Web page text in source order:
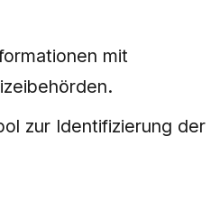
mit
zur Identifizierung der